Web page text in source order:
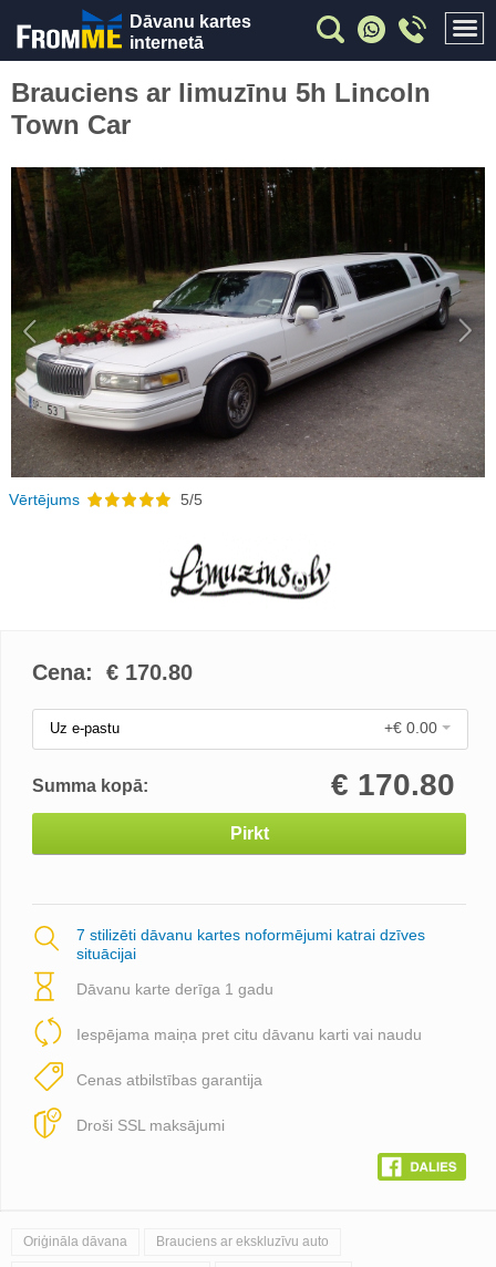
Dāvanu kartes
internetā
Brauciens ar limuzīnu 5h Lincoln
Town Car
Previous
Vērtējums 5/5
Cena: € 170.80
Uz e-pastu +€ 0.00
Summa kopā: € 170.80
Pirkt
7 stilizēti dāvanu kartes noformējumi katrai dzīves
situācijai
Dāvanu karte derīga 1 gadu
Iespējama maiņa pret citu dāvanu karti vai naudu
Cenas atbilstības garantija
Droši SSL maksājumi
Oriģināla dāvana Brauciens ar ekskluzīvu auto